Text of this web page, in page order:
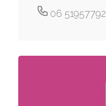
06 51957792